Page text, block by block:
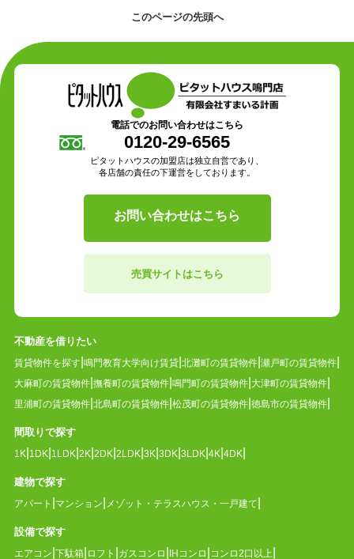
このページの先頭へ
電話でのお問い合わせはこちら
0120-29-6565
ピタットハウスの加盟店は独立自営であり、
各店舗の責任の下運営をしております。
お問い合わせはこちら
売買サイトはこちら
不動産を借りたい
賃貸物件を探す 鳴門教育大学向け賃貸 北灘町の賃貸物件 瀬戸町の賃貸物件
大麻町の賃貸物件 撫養町の賃貸物件 鳴門町の賃貸物件 大津町の賃貸物件
里浦町の賃貸物件 北島町の賃貸物件 松茂町の賃貸物件 徳島市の賃貸物件
間取りで探す
1K 1DK 1LDK 2K 2DK 2LDK 3K 3DK 3LDK 4K 4DK
建物で探す
アパート マンション メゾット・テラスハウス・一戸建て
設備で探す
エアコン 下駄箱 ロフト ガスコンロ IHコンロ コンロ2口以上